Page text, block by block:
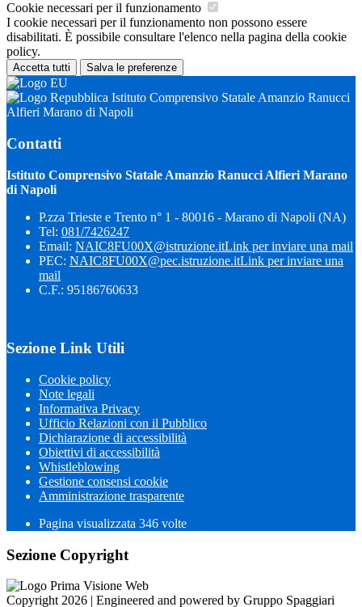
Cookie necessari per il funzionamento
I cookie necessari per il funzionamento non possono essere
disabilitati. È possibile consultare l'elenco nella pagina della cookie
policy.
Accetta tutti Salva le preferenze
Istituto Comprensivo Statale Amanzio Ranucci
Alfieri Marano di Napoli
Contatti
Istituto Comprensivo Statale Amanzio Ranucci Alfieri Marano
di Napoli
P.zza Trieste e Trento n° 1 - 80016 - Marano di Napoli (NA)
Tel: 081/7426247
Email: NAIC8FU00X@istruzione.itLink per inviare una mail
PEC: NAIC8FU00X@pec.istruzione.itLink per inviare una
mail
C.F.: 95186760633
Sezione Link Utili
Cookie policy
Note legali
Informativa Privacy
Ufficio Relazioni con il Pubblico
Dichiarazione di accessibilità
Obiettivi di accessibilità
Whistleblowing
Gestione consensi cookie
Amministrazione trasparente
Pagina visualizzata 346 volte
Sezione Copyright
Copyright 2026 | Engineered and powered by Gruppo Spaggiari